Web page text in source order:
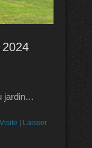
jardin…
Visite | Laisser